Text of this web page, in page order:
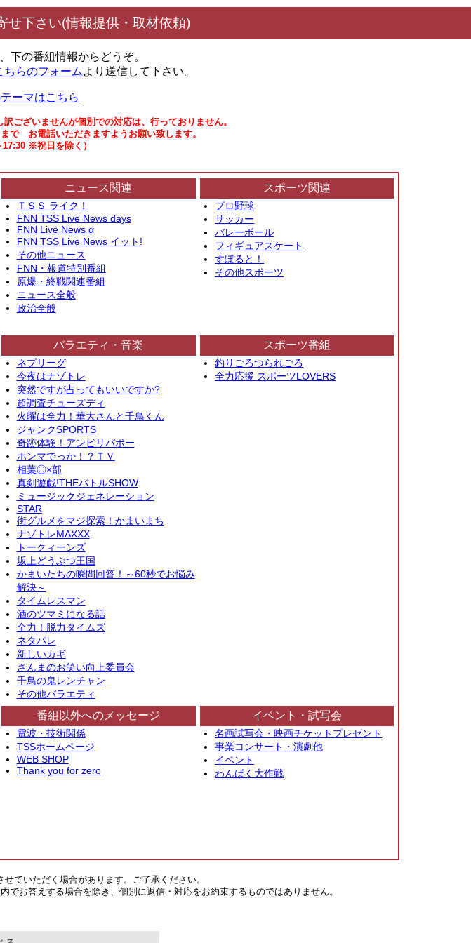
せ下さい(情報提供・取材依頼)
下の番組情報からどうぞ。
ちらのフォーム より送信して下さい。
ーマはこちら
ございませんが個別での対応は、行っておりません。
で お電話いただきますようお願い致します。
17:30 ※祝日を除く）
ニュース関連
ＴＳＳ ライク！
FNN TSS Live News days
FNN Live News α
FNN TSS Live News イット!
その他ニュース
FNN・報道特別番組
原爆・終戦関連番組
ニュース全般
政治全般
スポーツ関連
プロ野球
サッカー
バレーボール
フィギュアスケート
すぽると！
その他スポーツ
バラエティ・音楽
ネプリーグ
今夜はナゾトレ
突然ですが占ってもいいですか?
超調査チューズディ
火曜は全力！華大さんと千鳥くん
ジャンクSPORTS
奇跡体験！アンビリバボー
ホンマでっか！？ＴＶ
相葉◎×部
真剣遊戯!THEバトルSHOW
ミュージックジェネレーション
STAR
街グルメをマジ探索！かまいまち
ナゾトレMAXXX
トークィーンズ
坂上どうぶつ王国
かまいたちの瞬間回答！～60秒でお悩み
解決～
タイムレスマン
酒のツマミになる話
全力！脱力タイムズ
ネタパレ
新しいカギ
さんまのお笑い向上委員会
千鳥の鬼レンチャン
その他バラエティ
スポーツ番組
釣りごろつられごろ
全力応援 スポーツLOVERS
番組以外へのメッセージ
電波・技術関係
TSSホームページ
WEB SHOP
Thank you for zero
イベント・試写会
名画試写会・映画チケットプレゼント
事業コンサート・演劇他
イベント
わんぱく大作戦
ていただく場合があります。ご了承ください。
お答えする場合を除き、個別に返信・対応をお約束するものではありません。